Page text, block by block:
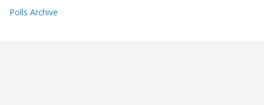
Polls Archive